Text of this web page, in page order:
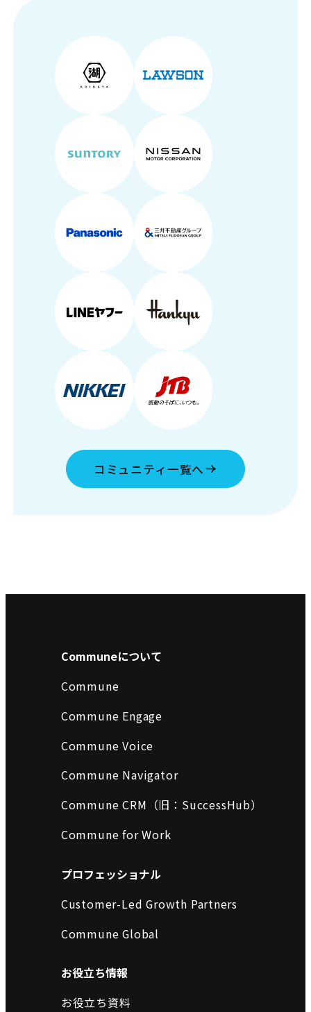
コミュニティ一覧へ
Communeについて
Commune
Commune Engage
Commune Voice
Commune Navigator
Commune CRM（旧：SuccessHub）
Commune for Work
プロフェッショナル
Customer-Led Growth Partners
Commune Global
お役立ち情報
お役立ち資料